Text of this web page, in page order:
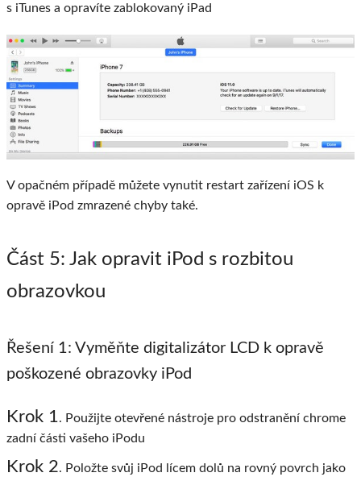
s iTunes a opravíte zablokovaný iPad
V opačném případě můžete vynutit restart zařízení iOS k
opravě iPod zmrazené chyby také.
Část 5: Jak opravit iPod s rozbitou
obrazovkou
Řešení 1: Vyměňte digitalizátor LCD k opravě
poškozené obrazovky iPod
Krok 1. Použijte otevřené nástroje pro odstranění chrome
zadní části vašeho iPodu
Krok 2. Položte svůj iPod lícem dolů na rovný povrch jako